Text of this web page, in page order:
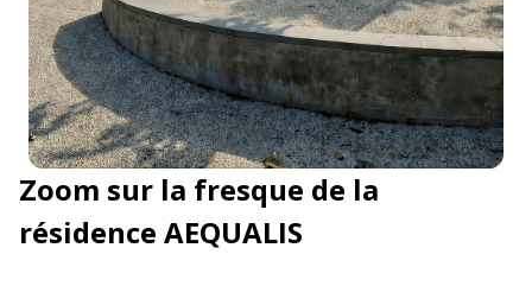
Zoom sur la fresque de la
résidence AEQUALIS